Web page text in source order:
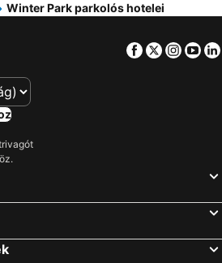
Cahone, hotels with parking
Empire, hotels with parking
Winter Park parkolós hotelei
Facebook
Twitter